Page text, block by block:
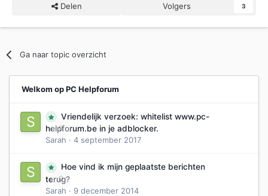
Delen Volgers 3
Ga naar topic overzicht
Welkom op PC Helpforum
0
Vriendelijk verzoek: whitelist www.pc-
helpforum.be in je adblocker.
Sarah · 4 september 2017
0
Hoe vind ik mijn geplaatste berichten
terug?
Sarah · 9 december 2014